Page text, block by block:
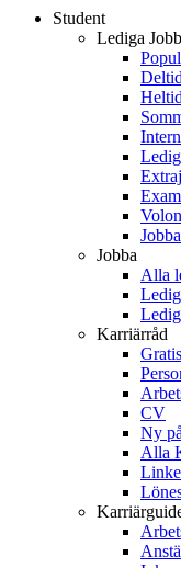
Student
Lediga Jobb
Jobba
Alla
Karriärråd
CV
Ny
Alla